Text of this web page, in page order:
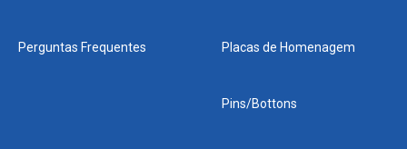
Perguntas Frequentes Placas de Homenagem
Pins/Bottons